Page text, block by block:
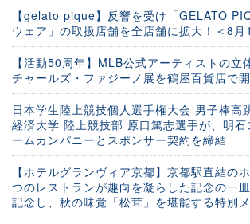
【gelato pique】反響を受け「GELATO
ウェア」の取扱店舗を全店舗に拡大！＜8月
【活動50周年】MLB公式アーティストの立
チャールズ・ファジーノ展を鶴屋百貨店で
日本学生陸上競技個人選手権大会 男子棒
経済大学 陸上競技部 原口篤志選手が、明石
ームカンパニーとスポンサー契約を締結
【ホテルグランヴィア京都】京都駅直結の
つのレストランが趣向を凝らした記念の一
記念し、秋の味覚「松茸」を堪能する特別